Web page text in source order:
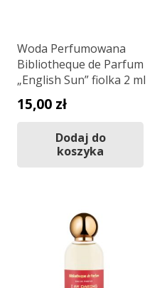
Woda Perfumowana
Bibliotheque de Parfum
„English Sun” fiolka 2 ml
15,00 zł
Dodaj do
koszyka